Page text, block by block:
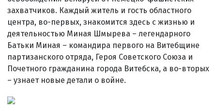
захватчиков. Каждый житель и гость областного
центра, во-первых, знакомится здесь с жизнью и
деятельностью Миная Шмырева – легендарного
Батьки Миная – командира первого на Витебщине
партизанского отряда, Героя Советского Союза и
Почетного гражданина города Витебска, а во-вторых
– узнает новые детали о войне.